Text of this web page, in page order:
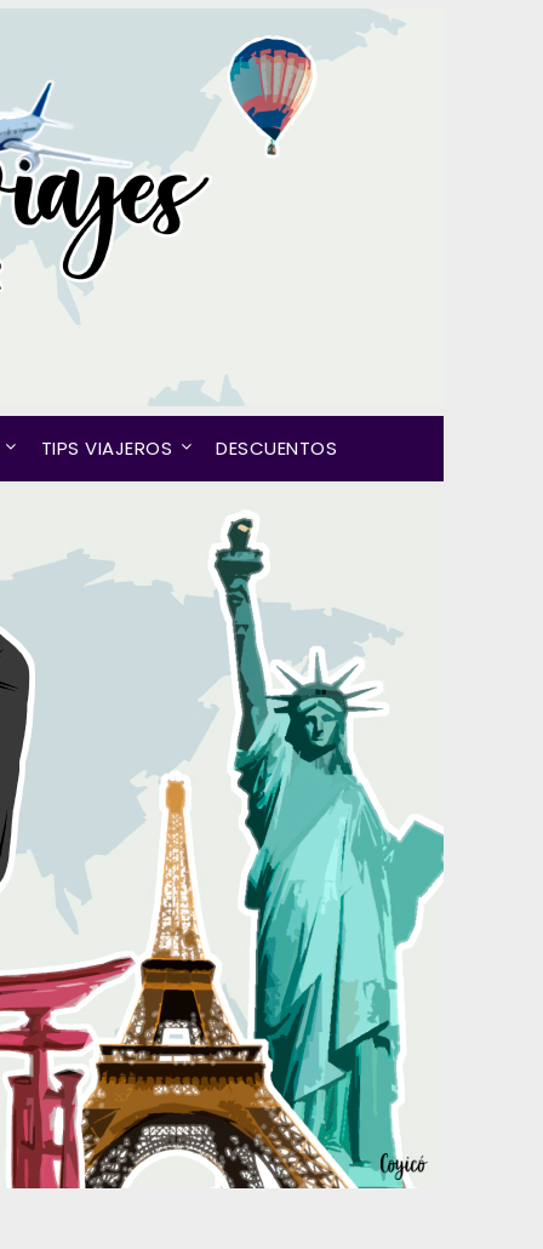
TIPS VIAJEROS DESCUENTOS